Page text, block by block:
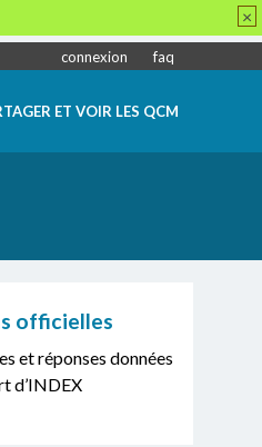
connexion faq
ET VOIR LES QCM
officielles
et réponses données
d’INDEX
×